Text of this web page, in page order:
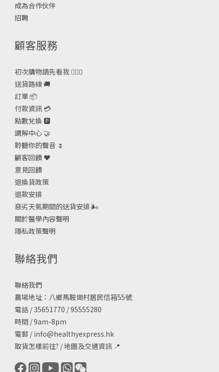
成為合作伙伴
招聘
顧客服務
初次購物請先看我 🙋🏻‍♀️
送貨路線 🚚
訂單 📦
付款資訊 💳
點數兌換 🅿️
調解中心 🤝
聆聽你的聲音 🌷
顧客回饋 ❤️
意見回饋
退換貨政策
退款安排
惡劣天氣期間的送貨安排🌬
關於醫學內容聲明
隱私政策聲明
聯絡我們
聯絡我們
農場地址：八鄉馬鞍崗村居民信箱55號
電話 / 35651770 / 95555280
時間 / 9am-8pm
電郵 / info@healthyexpress.hk
取貨怎樣前往? /地圖及交通資訊 📍